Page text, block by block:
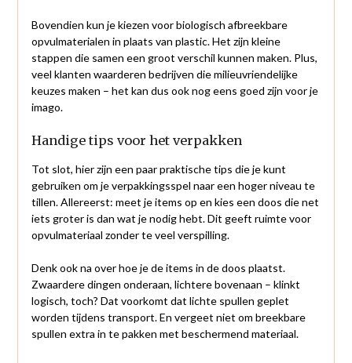
Bovendien kun je kiezen voor biologisch afbreekbare
opvulmaterialen in plaats van plastic. Het zijn kleine
stappen die samen een groot verschil kunnen maken. Plus,
veel klanten waarderen bedrijven die milieuvriendelijke
keuzes maken – het kan dus ook nog eens goed zijn voor je
imago.
Handige tips voor het verpakken
Tot slot, hier zijn een paar praktische tips die je kunt
gebruiken om je verpakkingsspel naar een hoger niveau te
tillen. Allereerst: meet je items op en kies een doos die net
iets groter is dan wat je nodig hebt. Dit geeft ruimte voor
opvulmateriaal zonder te veel verspilling.
Denk ook na over hoe je de items in de doos plaatst.
Zwaardere dingen onderaan, lichtere bovenaan – klinkt
logisch, toch? Dat voorkomt dat lichte spullen geplet
worden tijdens transport. En vergeet niet om breekbare
spullen extra in te pakken met beschermend materiaal.